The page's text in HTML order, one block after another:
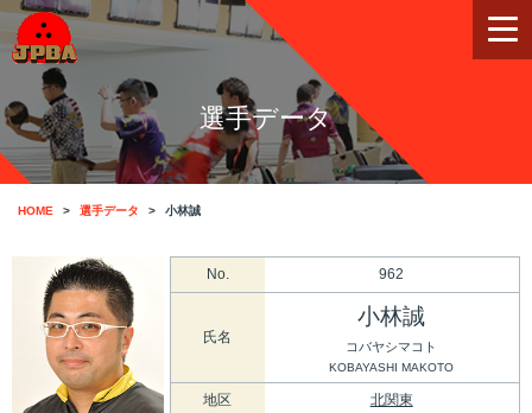
選手データ
HOME 選手データ 小林誠
No. 962
氏名
小林誠
コバヤシマコト
KOBAYASHI MAKOTO
地区 北関東